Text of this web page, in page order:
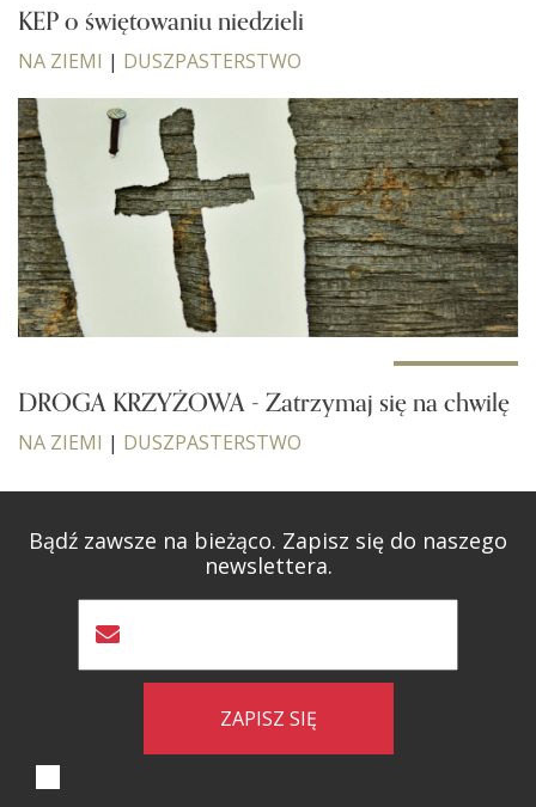
KEP o świętowaniu niedzieli
NA ZIEMI | DUSZPASTERSTWO
DROGA KRZYŻOWA - Zatrzymaj się na chwilę
NA ZIEMI | DUSZPASTERSTWO
Bądź zawsze na bieżąco. Zapisz się do naszego
newslettera.
ZAPISZ SIĘ